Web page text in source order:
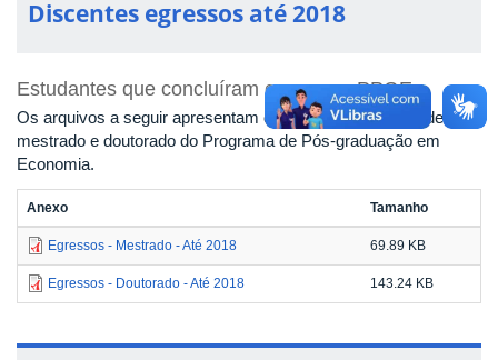
Discentes egressos até 2018
Estudantes que concluíram cursos no PPGE
Os arquivos a seguir apresentam os egressos do curso de
mestrado e doutorado do Programa de Pós-graduação em
Economia.
Anexo Tamanho
Egressos - Mestrado - Até 2018 69.89 KB
Egressos - Doutorado - Até 2018 143.24 KB